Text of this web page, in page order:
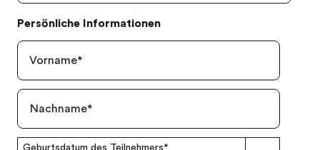
Persönliche Informationen
Vorname*
Nachname*
Geburtsdatum des Teilnehmers*